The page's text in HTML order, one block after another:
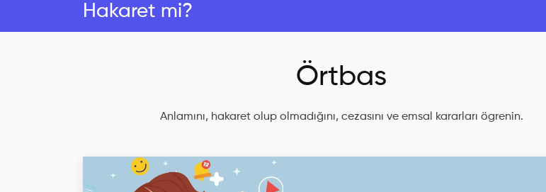
Hakaret mi?
Örtbas
Anlamını, hakaret olup olmadığını, cezasını ve emsal kararları ögrenin.